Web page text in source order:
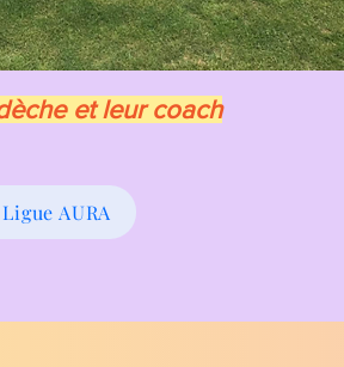
et leur coach
AURA